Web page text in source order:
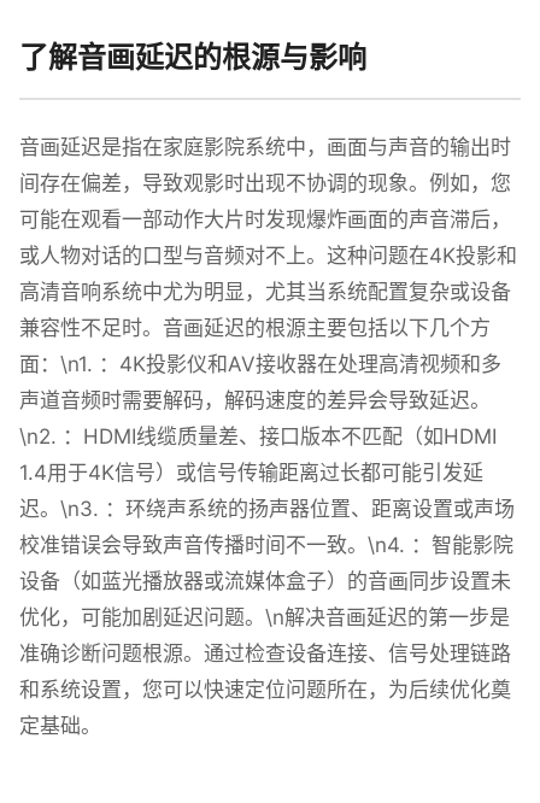
了解音画延迟的根源与影响
音画延迟是指在家庭影院系统中，画面与声音的输出时
间存在偏差，导致观影时出现不协调的现象。例如，您
可能在观看一部动作大片时发现爆炸画面的声音滞后，
或人物对话的口型与音频对不上。这种问题在4K投影和
高清音响系统中尤为明显，尤其当系统配置复杂或设备
兼容性不足时。音画延迟的根源主要包括以下几个方
面：\n1. ：4K投影仪和AV接收器在处理高清视频和多
声道音频时需要解码，解码速度的差异会导致延迟。
\n2. ：HDMI线缆质量差、接口版本不匹配（如HDMI
1.4用于4K信号）或信号传输距离过长都可能引发延
迟。\n3. ：环绕声系统的扬声器位置、距离设置或声场
校准错误会导致声音传播时间不一致。\n4. ：智能影院
设备（如蓝光播放器或流媒体盒子）的音画同步设置未
优化，可能加剧延迟问题。\n解决音画延迟的第一步是
准确诊断问题根源。通过检查设备连接、信号处理链路
和系统设置，您可以快速定位问题所在，为后续优化奠
定基础。